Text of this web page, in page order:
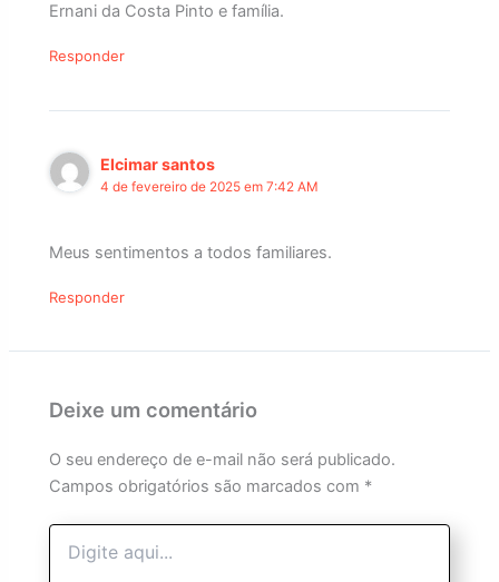
Ernani da Costa Pinto e família.
Responder
Elcimar santos
4 de fevereiro de 2025 em 7:42 AM
Meus sentimentos a todos familiares.
Responder
Deixe um comentário
O seu endereço de e-mail não será publicado.
Campos obrigatórios são marcados com *
Digite
aqui...